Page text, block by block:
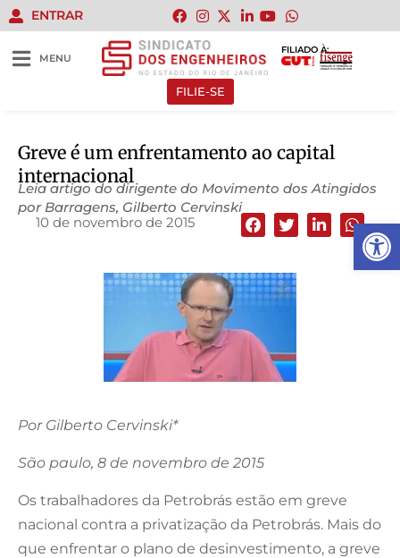
Abrir
ENTRAR
MENU
FILIADO À:
FILIE-SE
Greve é um enfrentamento ao capital
internacional
Leia artigo do dirigente do Movimento dos Atingidos
por Barragens, Gilberto Cervinski
10 de novembro de 2015
Por Gilberto Cervinski*
São paulo, 8 de novembro de 2015
Os trabalhadores da Petrobrás estão em greve
nacional contra a privatização da Petrobrás. Mais do
que enfrentar o plano de desinvestimento, a greve